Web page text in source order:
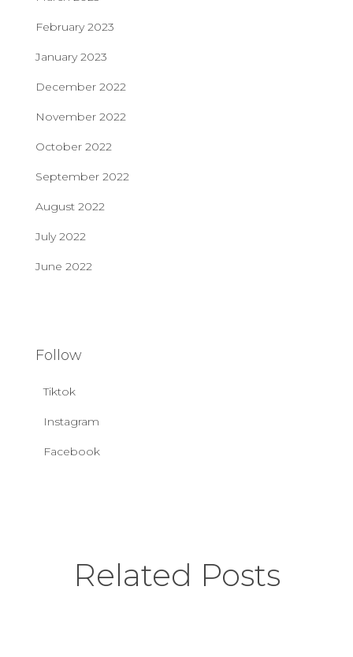
February 2023
January 2023
December 2022
November 2022
October 2022
September 2022
August 2022
July 2022
June 2022
Follow
Tiktok
Instagram
Facebook
Related Posts